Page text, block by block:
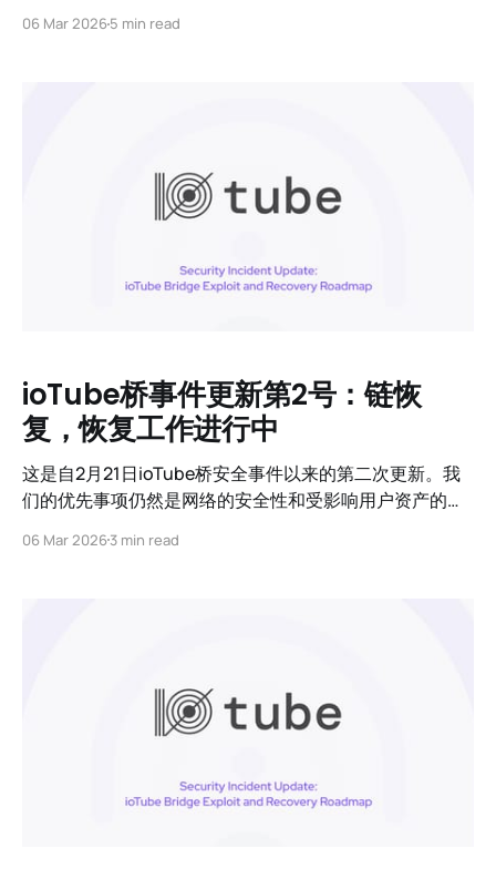
被盗资金。虽然 ioTeX L1 未受到事件影响并保持安全，但
06 Mar 20265 min read
ioTube桥事件更新第2号：链恢
复，恢复工作进行中
这是自2月21日ioTube桥安全事件以来的第二次更新。我
们的优先事项仍然是网络的安全性和受影响用户资产的全
功恢复、明确的影响分析，以及我们的恢复状态和赔偿路
06 Mar 20263 min read